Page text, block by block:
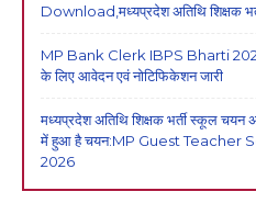
Download,मध्यप्रदेश अतिथि शिक्षक
MP Bank Clerk IBPS Bharti
के लिए आवेदन एवं नोटिफिकेशन जारी
मध्यप्रदेश अतिथि शिक्षक भर्ती स्कूल चयन
में हुआ है चयन:MP Guest Teacher
2026